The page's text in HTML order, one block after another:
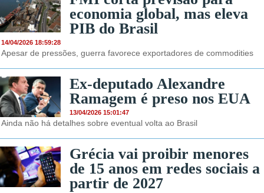
economia global, mas eleva
PIB do Brasil
14/04/2026 18:59:28
Apesar de pressões, guerra favorece exportadores de commodities
Ex-deputado Alexandre
Ramagem é preso nos EUA
13/04/2026 15:01:47
Ainda não há detalhes sobre eventual volta ao Brasil
Grécia vai proibir menores
de 15 anos em redes sociais a
partir de 2027